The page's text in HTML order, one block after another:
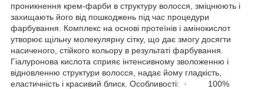
проникнення крем-фарби в структуру волосся, зміцнюють і
захищають його від пошкоджень під час процедури
фарбування. Комплекс на основі протеїнів і амінокислот
утворює щільну молекулярну сітку, що дає змогу досягти
насиченого, стійкого кольору в результаті фарбування.
Гіалуронова кислота сприяє інтенсивному зволоженню і
відновленню структури волосся, надає йому гладкість,
еластичність і красивий блиск. Особливості: · 100%